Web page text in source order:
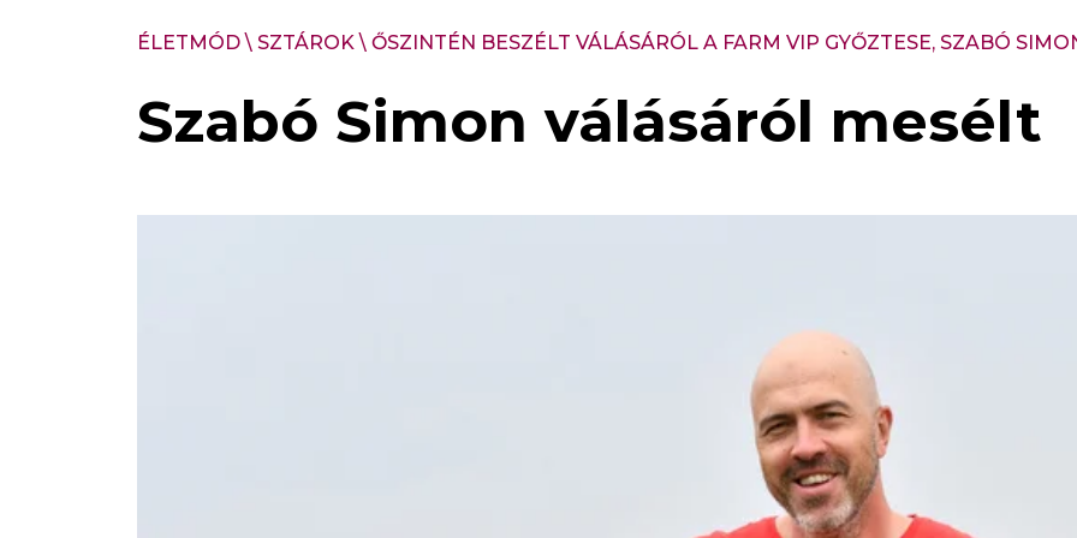
ÉLETMÓD\ SZTÁROK\ ŐSZINTÉN BESZÉLT VÁLÁSÁRÓL A FARM VIP GYŐZTESE, SZABÓ
Szabó Simon válásáról mesélt